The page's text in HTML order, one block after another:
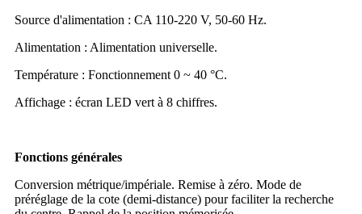
Source d'alimentation : CA 110-220 V, 50-60 Hz.
Alimentation : Alimentation universelle.
Température : Fonctionnement 0 ~ 40 °C.
Affichage : écran LED vert à 8 chiffres.
Fonctions générales
Conversion métrique/impériale. Remise à zéro. Mode de
préréglage de la cote (demi-distance) pour faciliter la recherche